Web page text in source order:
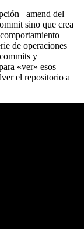
–amend del
sino que crea
de operaciones
y
«ver» esos
el repositorio a